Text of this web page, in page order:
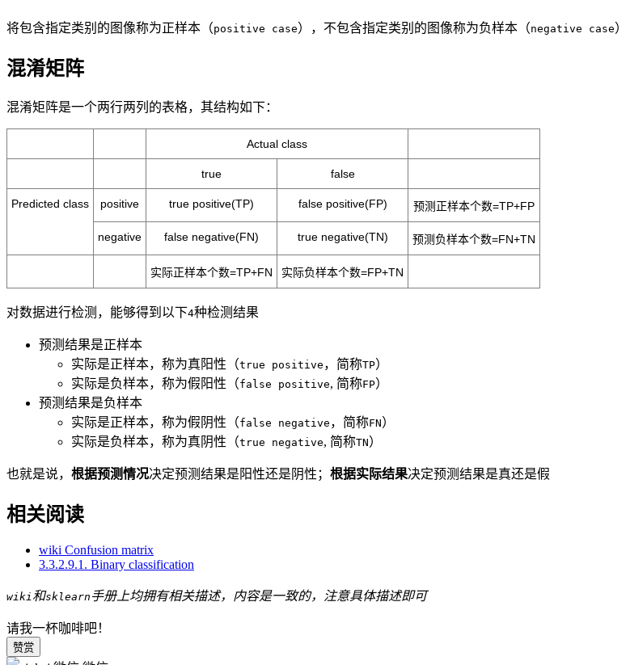
将包含指定类别的图像称为正样本（positive case），不包含指定类别的图像称为负样本（negative case）
混淆矩阵
混淆矩阵是一个两行两列的表格，其结构如下：
Actual class
true false
Predicted class positive true positive(TP) false positive(FP) 预测正样本个数=TP+FP
negative false negative(FN) true negative(TN) 预测负样本个数=FN+TN
实际正样本个数=TP+FN 实际负样本个数=FP+TN
对数据进行检测，能够得到以下4种检测结果
预测结果是正样本
实际是正样本，称为真阳性（true positive ，简称TP）
实际是负样本，称为假阳性（false positive, 简称FP）
预测结果是负样本
实际是正样本，称为假阴性（false negative ，简称FN）
实际是负样本，称为真阴性（true negative, 简称TN）
也就是说， 根据预测情况决定预测结果是阳性还是阴性； 根据实际结果决定预测结果是真还是假
相关阅读
wiki Confusion matrix
3.3.2.9.1. Binary classification
wiki和sklearn 手册上均拥有相关描述，内容是一致的，注意具体描述即可
请我一杯咖啡吧！
赞赏